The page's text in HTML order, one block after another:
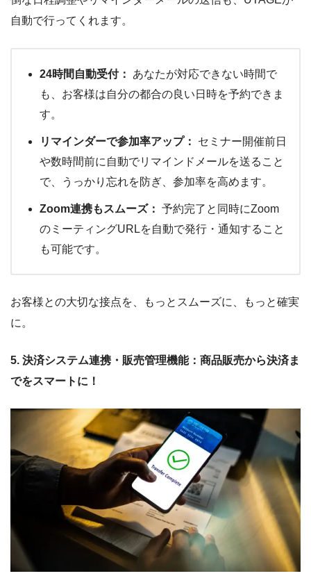
自動で行ってくれます。
24時間自動受付：
あなたが対応できない時間で
も、お客様は自分の都合の良い日時を予約できま
す。
リマインダーで参加率アップ：
セミナー開催前日
や数時間前に自動でリマインドメールを送ること
で、うっかり忘れを防ぎ、参加率を高めます。
Zoom連携もスムーズ： 予約完了と同時にZoom
のミーティングURLを自動で発行・通知すること
も可能です。
お客様との大切な接点を、もっとスムーズに、もっと確実
に。
5. 決済システム連携・販売管理機能：商品販売から決済ま
でをスマートに！